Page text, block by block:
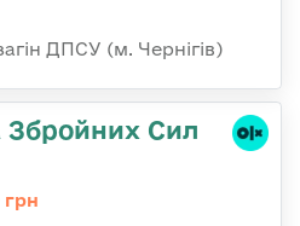
ДПСУ (м. Чернігів)
Сил
грн